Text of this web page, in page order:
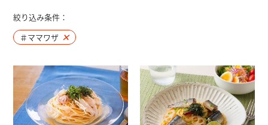
絞り込み条件：
＃ママワザ ×